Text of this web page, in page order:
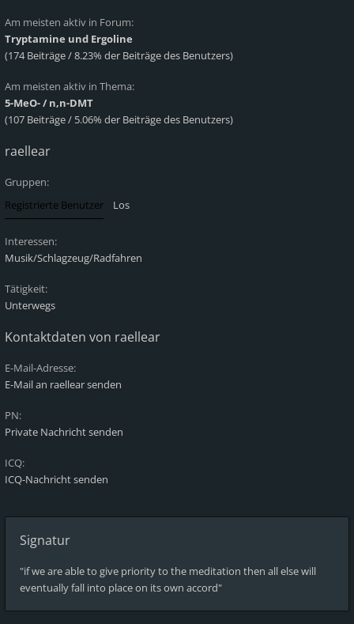
Am meisten aktiv in Forum:
Tryptamine und Ergoline
(174 Beiträge / 8.23% der Beiträge des Benutzers)
Am meisten aktiv in Thema:
5-MeO- / n,n-DMT
(107 Beiträge / 5.06% der Beiträge des Benutzers)
raellear
Gruppen:
Interessen:
Musik/Schlagzeug/Radfahren
Tätigkeit:
Unterwegs
Kontaktdaten von raellear
E-Mail-Adresse:
E-Mail an raellear senden
PN:
Private Nachricht senden
ICQ:
ICQ-Nachricht senden
Signatur
"if we are able to give priority to the meditation then all else will
eventually fall into place on its own accord"